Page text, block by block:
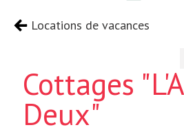
Locations de vacances
Cottages
Deux"